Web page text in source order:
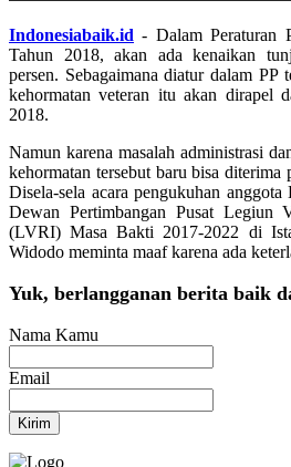
Indonesiabaik.id - Dalam Peraturan
Tahun 2018, akan ada kenaikan
persen. Sebagaimana diatur dalam PP
kehormatan veteran itu akan dirapel
2018.
Namun karena masalah administrasi
kehormatan tersebut baru bisa diterima
Disela-sela acara pengukuhan
Dewan Pertimbangan Pusat Legiun
(LVRI) Masa Bakti 2017-2022 di
Widodo meminta maaf karena ada
Yuk, berlangganan berita baik
Nama Kamu
Email
Kirim